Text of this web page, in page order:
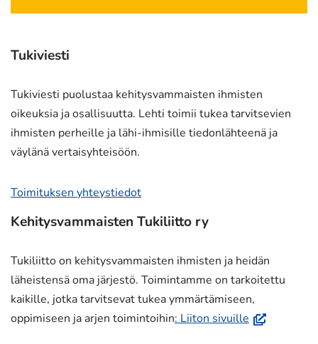
Tukiviesti
Tukiviesti puolustaa kehitysvammaisten ihmisten
oikeuksia ja osallisuutta. Lehti toimii tukea tarvitsevien
ihmisten perheille ja lähi-ihmisille tiedonlähteenä ja
väylänä vertaisyhteisöön.
Toimituksen yhteystiedot
Kehitysvammaisten Tukiliitto ry
Tukiliitto on kehitysvammaisten ihmisten ja heidän
läheistensä oma järjestö. Toimintamme on tarkoitettu
kaikille, jotka tarvitsevat tukea ymmärtämiseen,
oppimiseen ja arjen toimintoihin: Liiton sivuille (avautuu